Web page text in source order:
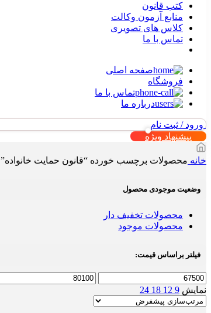
کتب قانون
منابع آزمون وکالت
کلاس های تصویری
تماس با ما
صفحه اصلی
فروشگاه
تماس با ما
درباره ما
ورود / ثبت نام
پیشنهاد ویژه
خانه محصولات برچسب خورده “قانون حمایت خانواده”
وضعیت موجودی محصول
محصولات تخفیف دار
محصولات موجود
فیلتر براساس قیمت:
حداقل
قیمت
حداکثر
نمایش 9
12
18
24